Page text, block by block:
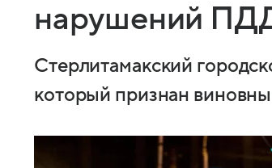
нарушений
Стерлитамакский
который признан